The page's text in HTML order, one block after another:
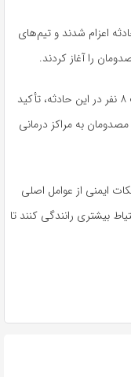
به محل حادثه اعزام شدند و تیم‌های
را آغاز کردند.
رئیس اورژانس استان تهران با اشاره به مصدومیت ۸ نفر در این حادثه، تأکید
به مراکز درمانی
ایمنی از عوامل اصلی
بیشتری رانندگی کنند تا